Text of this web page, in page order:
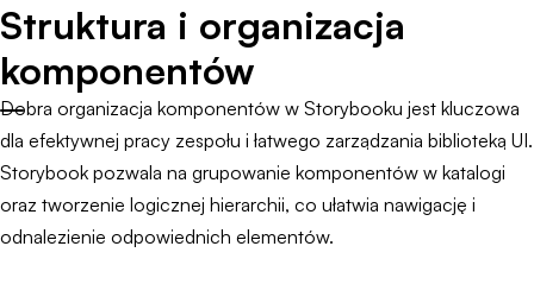
Struktura i organizacja
komponentów
Dobra organizacja komponentów w Storybooku jest kluczowa
dla efektywnej pracy zespołu i łatwego zarządzania biblioteką UI.
Storybook pozwala na grupowanie komponentów w katalogi
oraz tworzenie logicznej hierarchii, co ułatwia nawigację i
odnalezienie odpowiednich elementów.